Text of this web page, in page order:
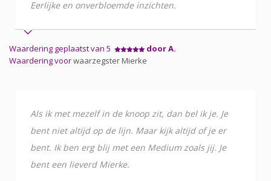
Eerlijke en onverbloemde inzichten.
Waardering geplaatst van 5
door A.
Waardering voorwaarzegster Mierke
Als ik met mezelf in de knoop zit, dan bel ik je. Je
bent niet altijd op de lijn. Maar kijk altijd of je er
bent. Ik ben erg blij met een Medium zoals jij. Je
bent een lieverd Mierke.